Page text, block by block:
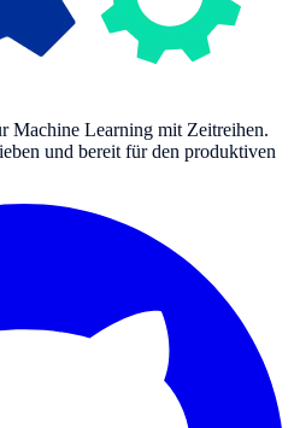
Machine Learning mit Zeitreihen.
und bereit für den produktiven